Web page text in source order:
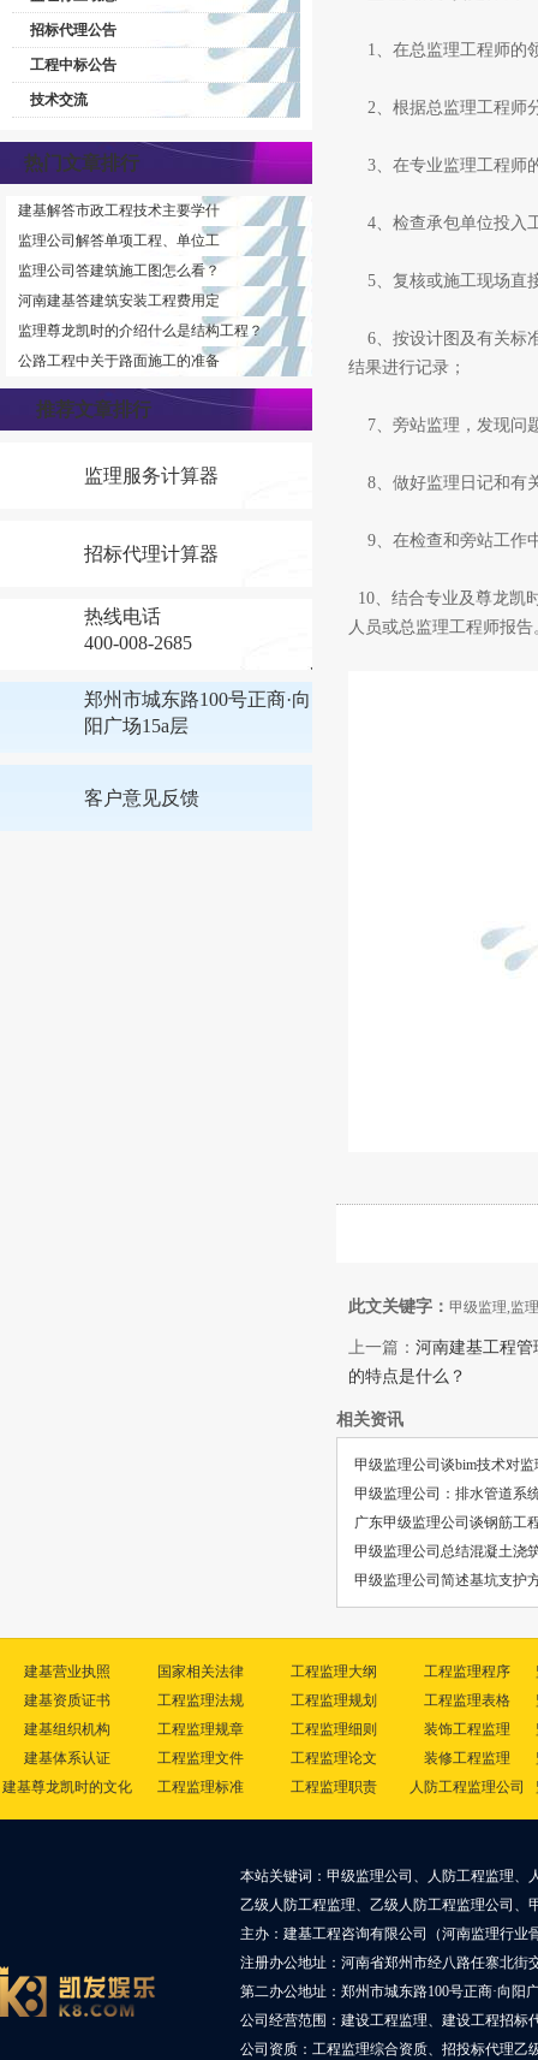
招标代理公告
工程中标公告
技术交流
热门文章排行
建基解答市政工程技术主要学什
监理公司解答单项工程、单位工
监理公司答建筑施工图怎么看？
河南建基答建筑安装工程费用定
监理尊龙凯时的介绍什么是结构工程？
公路工程中关于路面施工的准备
推荐文章排行
监理服务计算器
招标代理计算器
热线电话
400-008-2685
郑州市城东路100号正商·向
阳广场15a层
客户意见反馈
1、在总监理工程师的
2、根据总监理工程师
3、在专业监理工程师
4、检查承包单位投入
5、复核或施工现场直
6、按设计图及有关标
结果进行记录；
7、旁站监理，发现问
8、做好监理日记和有
9、在检查和旁站工作
10、结合专业及尊龙凯
人员或总监理工程师报告
此文关键字： 甲级监理,监
上一篇： 河南建基工程
的特点是什么？
相关资讯
甲级监理公司谈bim技术对
甲级监理公司：排水管道系
广东甲级监理公司谈钢筋工
甲级监理公司总结混凝土浇
甲级监理公司简述基坑支护
建基营业执照
建基资质证书
建基组织机构
建基体系认证
建基尊龙凯时的文化
国家相关法律
工程监理法规
工程监理规章
工程监理文件
工程监理标准
工程监理大纲
工程监理规划
工程监理细则
工程监理论文
工程监理职责
工程监理程序
工程监理表格
装饰工程监理
装修工程监理
人防工程监理公司
本站关键词：甲级监理公司、人防工程监理、
乙级人防工程监理、乙级人防工程监理公司、
主办：建基工程咨询有限公司（河南监理行业
注册办公地址：河南省郑州市经八路任寨北街
第二办公地址：郑州市城东路100号正商·向阳
公司经营范围：建设工程监理、建设工程招标
公司资质：工程监理综合资质、招投标代理乙